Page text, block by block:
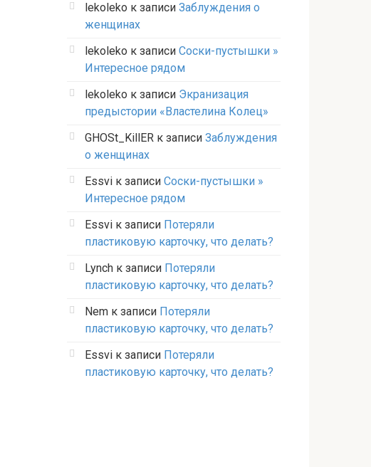
lekoleko к записи Заблуждения о
женщинах
lekoleko к записи Соски-пустышки »
Интересное рядом
lekoleko к записи Экранизация
предыстории «Властелина Колец»
GHOSt_KillER к записи Заблуждения
о женщинах
Essvi к записи Соски-пустышки »
Интересное рядом
Essvi к записи Потеряли
пластиковую карточку, что делать?
Lynch к записи Потеряли
пластиковую карточку, что делать?
Nem к записи Потеряли
пластиковую карточку, что делать?
Essvi к записи Потеряли
пластиковую карточку, что делать?